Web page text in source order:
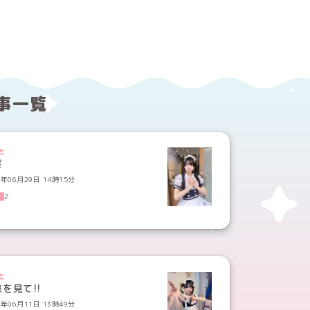
一覧
06月29日 14時15分
2
を見て!!
06月11日 13時49分